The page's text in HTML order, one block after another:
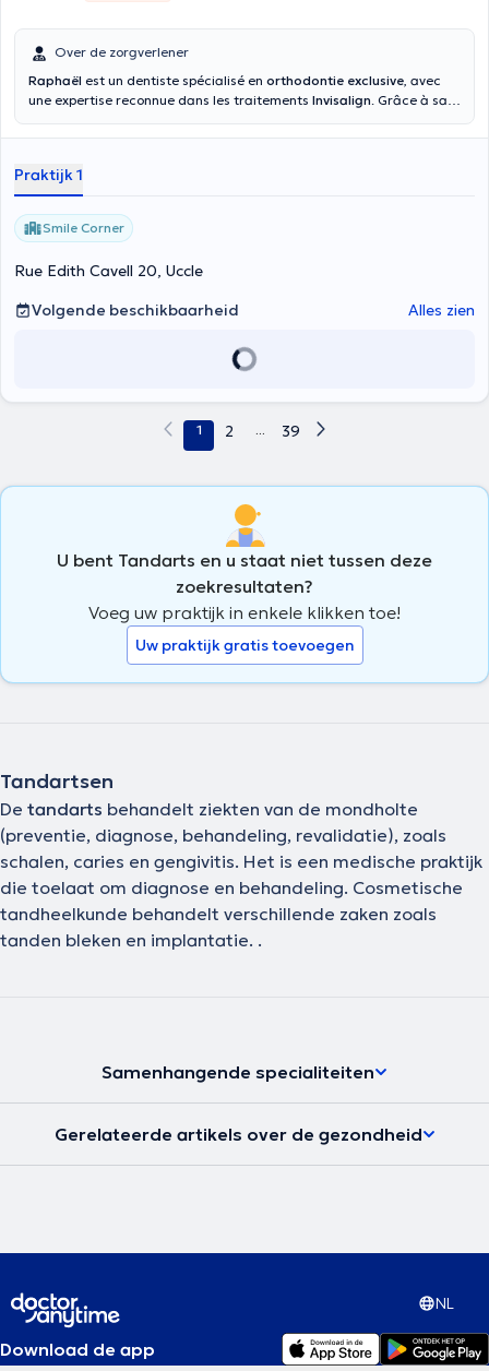
Over de zorgverlener
Raphaël est un dentiste spécialisé en orthodontie exclusive, avec
une expertise reconnue dans les traitements Invisalign. Grâce à sa
modernes, il propose des solutions personnalisées pour corriger
Praktijk 1
Smile Corner
Rue Edith Cavell 20, Uccle
Volgende beschikbaarheid
Alles zien
1 2 ... 39
U bent Tandarts en u staat niet tussen deze
zoekresultaten?
Voeg uw praktijk in enkele klikken toe!
Uw praktijk gratis toevoegen
Tandartsen
De tandarts behandelt ziekten van de mondholte
(preventie, diagnose, behandeling, revalidatie), zoals
schalen, caries en gengivitis. Het is een medische praktijk
die toelaat om diagnose en behandeling. Cosmetische
tandheelkunde behandelt verschillende zaken zoals
tanden bleken en implantatie. .
Samenhangende specialiteiten
Gerelateerde artikels over de gezondheid
NL
Download de app